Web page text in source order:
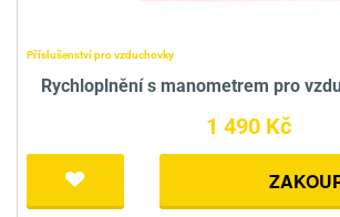
Příslušenství pro vzduchovky
Rychloplnění s manometrem pro
1 490 Kč